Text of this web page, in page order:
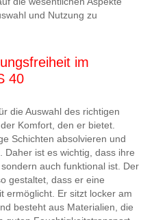
und Nutzung zu
im
40
die Auswahl des richtigen
Komfort, den er bietet.
Schichten absolvieren und
Daher ist es wichtig, dass ihre
auch funktional ist. Der
gestaltet, dass er eine
ermöglicht. Er sitzt locker am
besteht aus Materialien, die